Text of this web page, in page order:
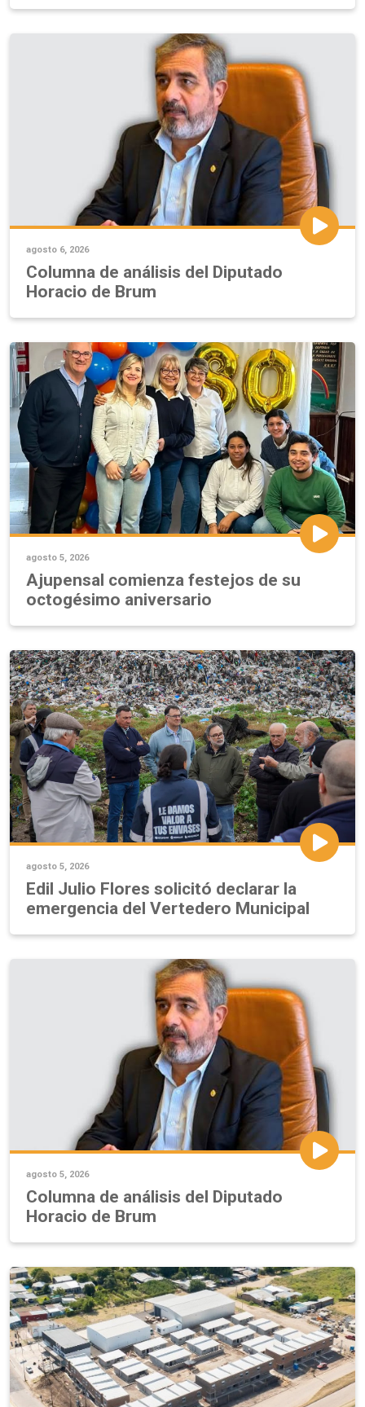
agosto 6, 2026
Columna de análisis del Diputado
Horacio de Brum
agosto 5, 2026
Ajupensal comienza festejos de su
octogésimo aniversario
agosto 5, 2026
Edil Julio Flores solicitó declarar la
emergencia del Vertedero Municipal
agosto 5, 2026
Columna de análisis del Diputado
Horacio de Brum